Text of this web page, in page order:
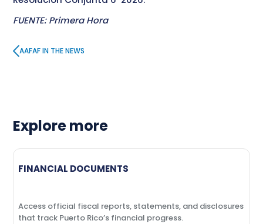
FUENTE: Primera Hora
AAFAF IN THE NEWS
Explore more
FINANCIAL DOCUMENTS
Access official fiscal reports, statements, and disclosures
that track Puerto Rico’s financial progress.